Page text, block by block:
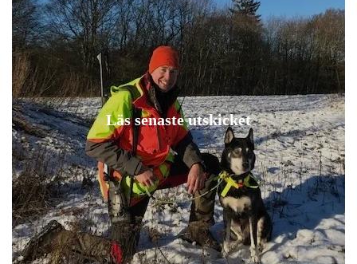
Läs senaste utskicket